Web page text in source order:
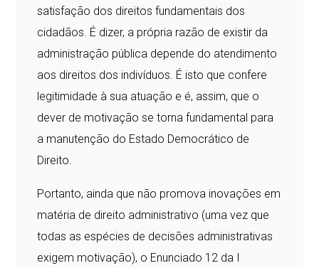
satisfação dos direitos fundamentais dos
cidadãos. É dizer, a própria razão de existir da
administração pública depende do atendimento
aos direitos dos indivíduos. É isto que confere
legitimidade à sua atuação e é, assim, que o
dever de motivação se torna fundamental para
a manutenção do Estado Democrático de
Direito.
Portanto, ainda que não promova inovações em
matéria de direito administrativo (uma vez que
todas as espécies de decisões administrativas
exigem motivação), o Enunciado 12 da I